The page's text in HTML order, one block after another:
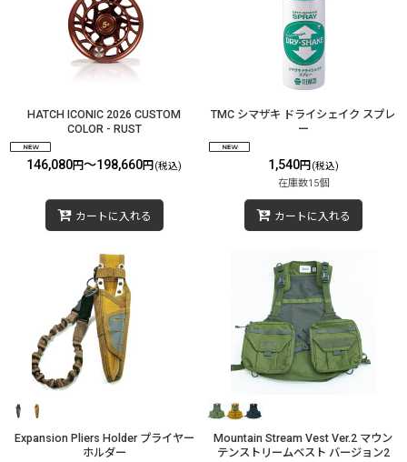
HATCH ICONIC 2026 CUSTOM
COLOR - RUST
146,080円～198,660円 (税込)
カートに入れる
TMC シマザキ ドライシェイク スプレ
ー
1,540円 (税込)
在庫数15個
カートに入れる
Expansion Pliers Holder プライヤー
ホルダー
Mountain Stream Vest Ver.2 マウン
テンストリームベスト バージョン2